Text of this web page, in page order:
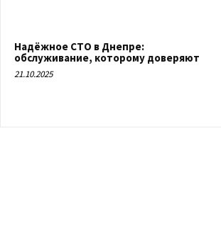
Надёжное СТО в Днепре:
обслуживание, которому доверяют
21.10.2025